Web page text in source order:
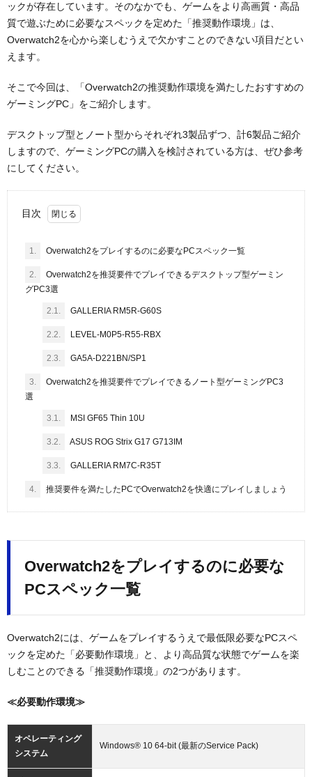
ックが存在しています。そのなかでも、ゲームをより高画質・高品
質で遊ぶために必要なスペックを定めた「推奨動作環境」は、
Overwatch2を心から楽しむうえで欠かすことのできない項目だとい
えます。
そこで今回は、「Overwatch2の推奨動作環境を満たしたおすすめの
ゲーミングPC」をご紹介します。
デスクトップ型とノート型からそれぞれ3製品ずつ、計6製品ご紹介
しますので、ゲーミングPCの購入を検討されている方は、ぜひ参考
にしてください。
目次
1. Overwatch2をプレイするのに必要なPCスペック一覧
2.
Overwatch2を推奨要件でプレイできるデスクトップ型ゲーミン
グPC3選
2.1. GALLERIA RM5R-G60S
2.2. LEVEL-M0P5-R55-RBX
2.3. GA5A-D221BN/SP1
3.
Overwatch2を推奨要件でプレイできるノート型ゲーミングPC3
選
3.1. MSI GF65 Thin 10U
3.2. ASUS ROG Strix G17 G713IM
3.3. GALLERIA RM7C-R35T
4. 推奨要件を満たしたPCでOverwatch2を快適にプレイしましょう
Overwatch2をプレイするのに必要な
PCスペック一覧
Overwatch2には、ゲームをプレイするうえで最低限必要なPCスペ
ックを定めた「必要動作環境」と、より高品質な状態でゲームを楽
しむことのできる「推奨動作環境」の2つがあります。
≪必要動作環境≫
オペレーティング
システム
Windows® 10 64-bit (最新のService Pack)